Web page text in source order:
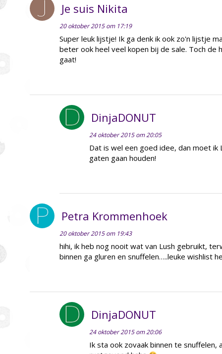
Je suis Nikita
20 oktober 2015 om 17:19
Super leuk lijstje! Ik ga denk ik ook zo'n lijstje
beter ook heel veel kopen bij de sale. Toch de
gaat!
DinjaDONUT
24 oktober 2015 om 20:05
Dat is wel een goed idee, dan moet ik
gaten gaan houden!
Petra Krommenhoek
20 oktober 2015 om 19:43
hihi, ik heb nog nooit wat van Lush gebruikt,
binnen ga gluren en snuffelen…..leuke wishlist
DinjaDONUT
24 oktober 2015 om 20:06
Ik sta ook zovaak binnen te snuffelen,